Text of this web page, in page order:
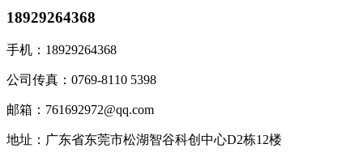
18929264368
手机： 18929264368
公司传真： 0769-8110 5398
邮箱： 761692972@qq.com
地址： 广东省东莞市松湖智谷科创中心D2栋12楼